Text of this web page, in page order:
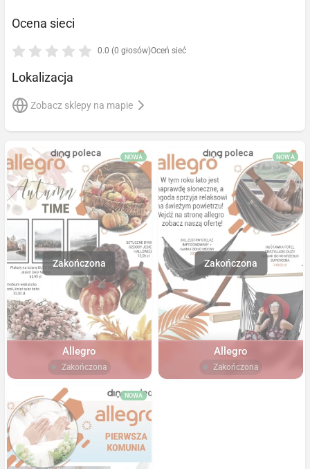
Ocena sieci
0.0 (0 głosów)Oceń sieć
Lokalizacja
Zobacz sklepy na mapie
NOWA
Allegro
Zakończona
NOWA
Allegro
Zakończona
NOWA